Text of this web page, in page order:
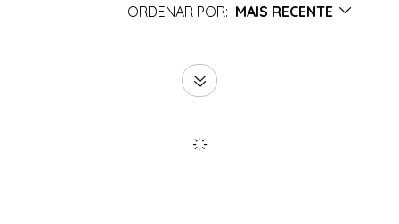
ORDENAR POR: MAIS RECENTE